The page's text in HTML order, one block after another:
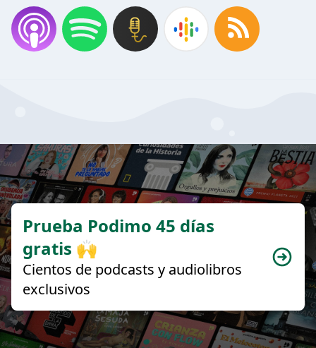
Prueba Podimo 45 días
gratis 🙌
Cientos de podcasts y audiolibros
exclusivos